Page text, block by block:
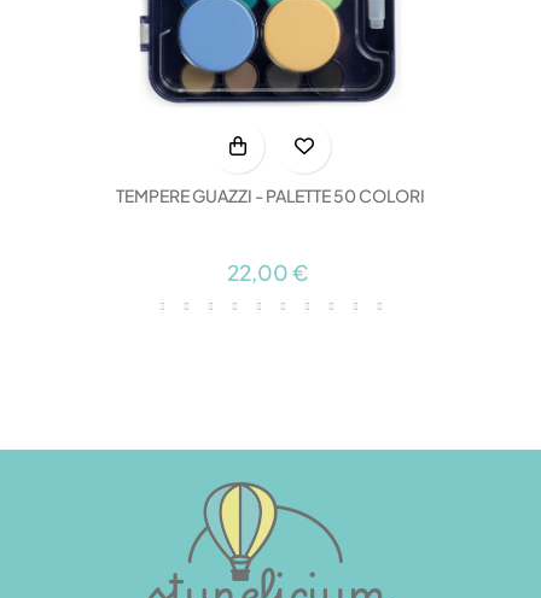
TEMPERE GUAZZI - PALETTE 50 COLORI
22,00 €